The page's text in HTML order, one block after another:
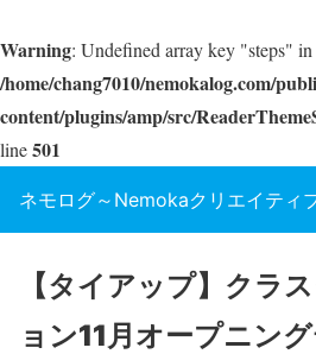
Warning: Undefined array key "steps" in
/home/chang7010/nemokalog.com/
content/plugins/amp/src/
line501
ネモログ～Nemokaクリエイティ
【タイアップ】クラ
ョン11月オープニン